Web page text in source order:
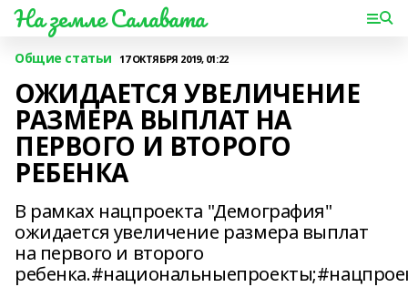
На земле Салавата
Общие статьи 17 ОКТЯБРЯ 2019, 01:22
ОЖИДАЕТСЯ УВЕЛИЧЕНИЕ
РАЗМЕРА ВЫПЛАТ НА
ПЕРВОГО И ВТОРОГО
РЕБЕНКА
В рамках нацпроекта "Демография"
ожидается увеличение размера выплат
на первого и второго